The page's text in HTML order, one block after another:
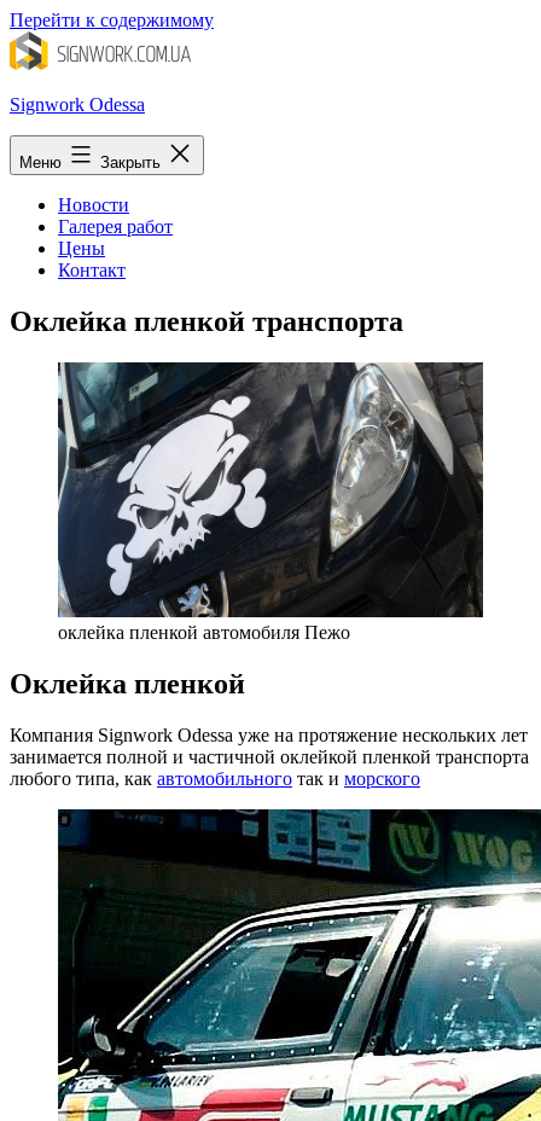
Перейти к содержимому
Signwork Odessa
Меню Закрыть
Новости
Галерея работ
Цены
Контакт
Оклейка пленкой транспорта
оклейка пленкой автомобиля Пежо
Оклейка пленкой
Компания Signwork Odessa уже на протяжение нескольких лет
занимается полной и частичной оклейкой пленкой транспорта
любого типа, как автомобильного так и морского